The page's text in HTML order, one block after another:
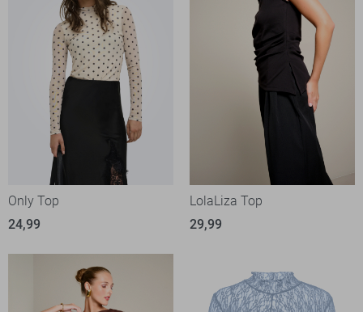
Only Top
24,99
LolaLiza Top
29,99